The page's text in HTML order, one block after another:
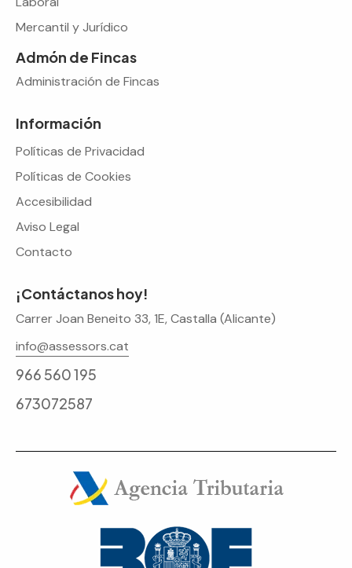
Mercantil y Jurídico
Admón de Fincas
Administración de Fincas
Información
Políticas de Privacidad
Políticas de Cookies
Accesibilidad
Aviso Legal
Contacto
¡Contáctanos hoy!
Carrer Joan Beneito 33, 1E, Castalla (Alicante)
info@assessors.cat
966 560 195
673072587